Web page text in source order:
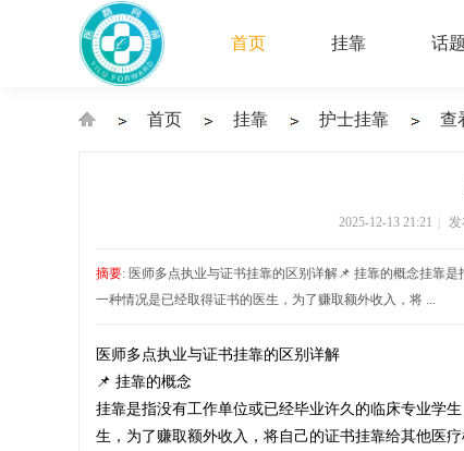
首页 挂靠 话题
首页 挂靠 护士挂靠 查
2025-12-13 21:21 发
摘要: 医师多点执业与证书挂靠的区别详解📌 挂靠的概念挂靠
一种情况是已经取得证书的医生，为了赚取额外收入，将 ...
医师多点执业与证书挂靠的区别详解
📌 挂靠的概念
挂靠是指没有工作单位或已经毕业许久的临床专业学
生，为了赚取额外收入，将自己的证书挂靠给其他医